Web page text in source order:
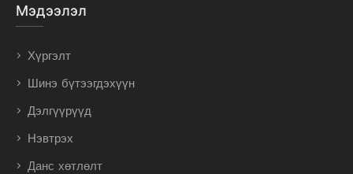
Мэдээлэл
Хүргэлт
Шинэ бүтээгдэхүүн
Дэлгүүрүүд
Нэвтрэх
Данс хөтлөлт